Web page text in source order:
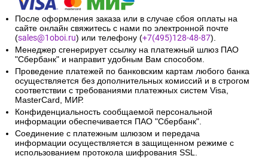
После оформления заказа или в случае сбоя оплаты на
сайте онлайн свяжитесь с нами по электронной почте
(sales@1oboi.ru) или телефону (+7(495)128-48-87).
Менеджер сгенерирует ссылку на платежный шлюз ПАО
"Сбербанк" и направит удобным Вам способом.
Проведение платежей по банковским картам любого банка
осуществляется без дополнительных комиссий и в строгом
соответствии с требованиями платежных систем Visa,
MasterCard, МИР.
Конфиденциальность сообщаемой персональной
информации обеспечивается ПАО "Сбербанк".
Соединение с платежным шлюзом и передача
информации осуществляется в защищенном режиме с
использованием протокола шифрования SSL.